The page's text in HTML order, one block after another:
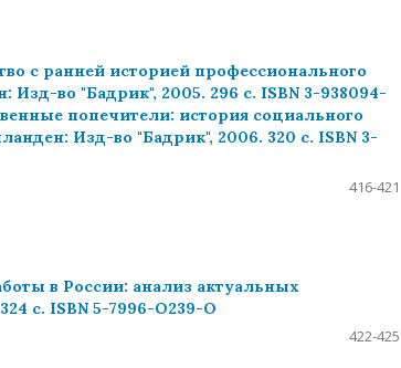
с ранней историей профессионального
во "Бадрик", 2005. 296 с. ISBN 3-938094-
попечители: история социального
Изд-во "Бадрик", 2006. 320 с. ISBN 3-
416-421
в России: анализ актуальных
с. ISBN 5-7996-O239-O
422-425